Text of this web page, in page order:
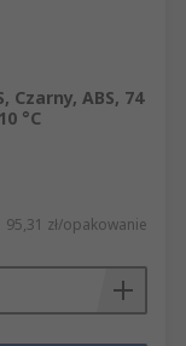
Czarny, ABS, 74
°C
95,31 zł/opakowanie